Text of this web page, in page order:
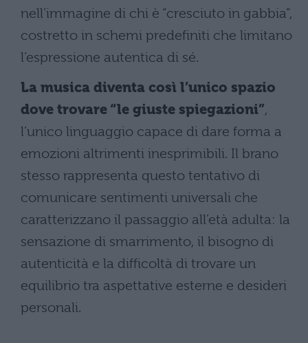
nell’immagine di chi è “cresciuto in gabbia”,
costretto in schemi predefiniti che limitano
l’espressione autentica di sé.
La musica diventa così l’unico spazio
dove trovare “le giuste spiegazioni”,
l’unico linguaggio capace di dare forma a
emozioni altrimenti inesprimibili. Il brano
stesso rappresenta questo tentativo di
comunicare sentimenti universali che
caratterizzano il passaggio all’età adulta: la
sensazione di smarrimento, il bisogno di
autenticità e la difficoltà di trovare un
equilibrio tra aspettative esterne e desideri
personali.